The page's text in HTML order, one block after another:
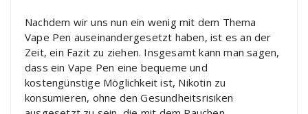
Nachdem wir uns nun ein wenig mit dem Thema
Vape Pen auseinandergesetzt haben, ist es an der
Zeit, ein Fazit zu ziehen. Insgesamt kann man sagen,
dass ein Vape Pen eine bequeme und
kostengünstige Möglichkeit ist, Nikotin zu
konsumieren, ohne den Gesundheitsrisiken